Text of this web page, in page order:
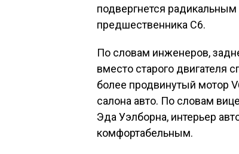
подвергнется
предшественника C6.
По словам инженеров,
вместо старого двигателя
более продвинутый мотор
салона авто. По словам
Эда Уэлборна, интерьер
комфортабельным.